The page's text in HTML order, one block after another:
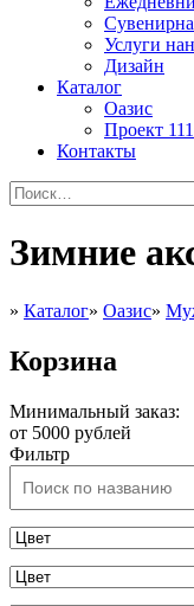
Услуги
Дизайн
Каталог
Оазис
Проект 111
Контакты
Зимние
» Каталог» Оазис»
Корзина
Минимальный заказ:
от 5000 рублей
Фильтр